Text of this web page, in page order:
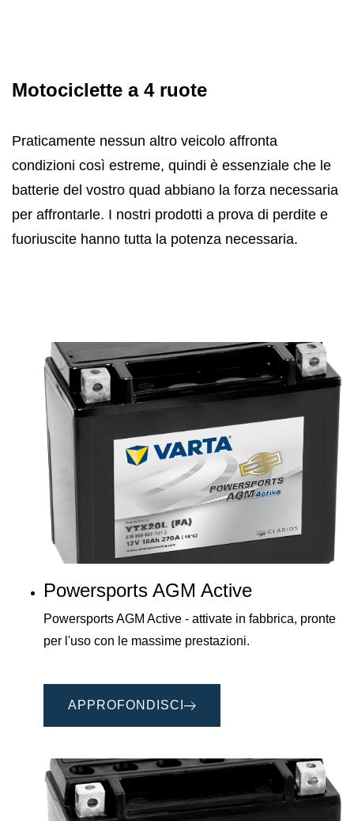
Motociclette a 4 ruote
Praticamente nessun altro veicolo affronta
condizioni così estreme, quindi è essenziale che le
batterie del vostro quad abbiano la forza necessaria
per affrontarle. I nostri prodotti a prova di perdite e
fuoriuscite hanno tutta la potenza necessaria.
Powersports AGM Active
Powersports AGM Active - attivate in fabbrica, pronte
per l'uso con le massime prestazioni.
APPROFONDISCI